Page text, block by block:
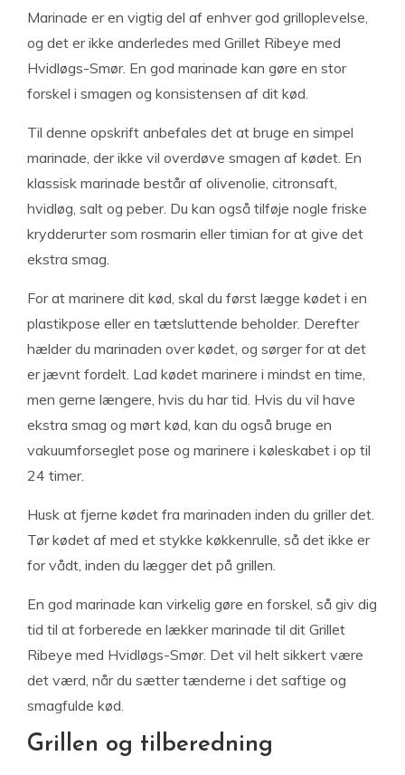
Marinade er en vigtig del af enhver god grilloplevelse,
og det er ikke anderledes med Grillet Ribeye med
Hvidløgs-Smør. En god marinade kan gøre en stor
forskel i smagen og konsistensen af dit kød.
Til denne opskrift anbefales det at bruge en simpel
marinade, der ikke vil overdøve smagen af kødet. En
klassisk marinade består af olivenolie, citronsaft,
hvidløg, salt og peber. Du kan også tilføje nogle friske
krydderurter som rosmarin eller timian for at give det
ekstra smag.
For at marinere dit kød, skal du først lægge kødet i en
plastikpose eller en tætsluttende beholder. Derefter
hælder du marinaden over kødet, og sørger for at det
er jævnt fordelt. Lad kødet marinere i mindst en time,
men gerne længere, hvis du har tid. Hvis du vil have
ekstra smag og mørt kød, kan du også bruge en
vakuumforseglet pose og marinere i køleskabet i op til
24 timer.
Husk at fjerne kødet fra marinaden inden du griller det.
Tør kødet af med et stykke køkkenrulle, så det ikke er
for vådt, inden du lægger det på grillen.
En god marinade kan virkelig gøre en forskel, så giv dig
tid til at forberede en lækker marinade til dit Grillet
Ribeye med Hvidløgs-Smør. Det vil helt sikkert være
det værd, når du sætter tænderne i det saftige og
smagfulde kød.
Grillen og tilberedning